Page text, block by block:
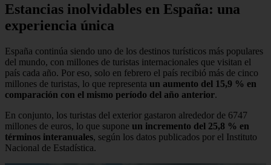
Estancias inolvidables en España: una
experiencia única
España continúa siendo uno de los destinos turísticos más populares
del mundo, con millones de turistas internacionales que visitan el
país cada año. Por eso, solo en febrero el país recibió más de cinco
millones de turistas, lo que representa un aumento del 15,9 % en
comparación con el mismo período del año anterior.
En conjunto, los turistas del exterior gastaron alrededor de 6747
millones de euros, lo que supone un incremento del 25,8 % en
términos interanuales, según los datos publicados por el Instituto
Nacional de Estadística.